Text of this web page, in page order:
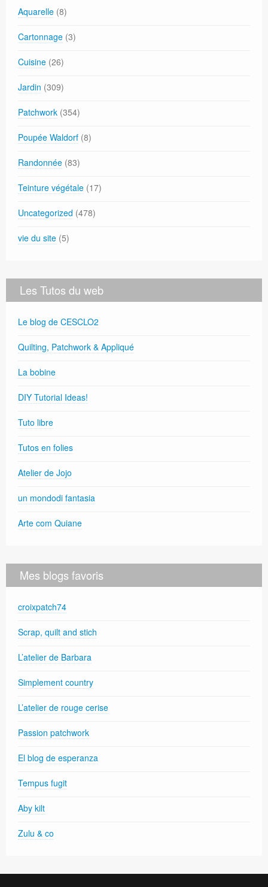
Aquarelle (8)
Cartonnage (3)
Cuisine (26)
Jardin (309)
Patchwork (354)
Poupée Waldorf (8)
Randonnée (83)
Teinture végétale (17)
Uncategorized (478)
vie du site (5)
Les Tutos du web
Le blog de CESCLO2
Quilting, Patchwork & Appliqué
La bobine
DIY Tutorial Ideas!
Tuto libre
Tutos en folies
Atelier de Jojo
un mondodi fantasia
Arte com Quiane
Mes blogs favoris
croixpatch74
Scrap, quilt and stich
L’atelier de Barbara
Simplement country
L’atelier de rouge cerise
Passion patchwork
El blog de esperanza
Tempus fugit
Aby kilt
Zulu & co